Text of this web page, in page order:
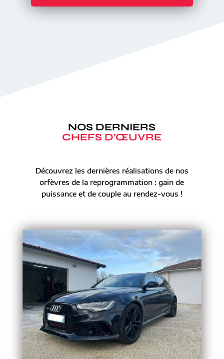
NOS DERNIERS
CHEFS D’ŒUVRE
Découvrez les dernières réalisations de nos
orfèvres de la reprogrammation : gain de
puissance et de couple au rendez-vous !